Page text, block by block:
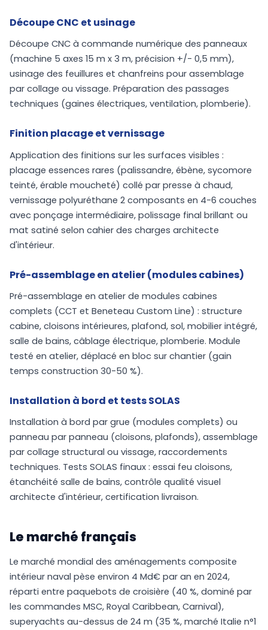
Découpe CNC et usinage
Découpe CNC à commande numérique des panneaux
(machine 5 axes 15 m x 3 m, précision +/- 0,5 mm),
usinage des feuillures et chanfreins pour assemblage
par collage ou vissage. Préparation des passages
techniques (gaines électriques, ventilation, plomberie).
Finition placage et vernissage
Application des finitions sur les surfaces visibles :
placage essences rares (palissandre, ébène, sycomore
teinté, érable moucheté) collé par presse à chaud,
vernissage polyuréthane 2 composants en 4-6 couches
avec ponçage intermédiaire, polissage final brillant ou
mat satiné selon cahier des charges architecte
d'intérieur.
Pré-assemblage en atelier (modules cabines)
Pré-assemblage en atelier de modules cabines
complets (CCT et Beneteau Custom Line) : structure
cabine, cloisons intérieures, plafond, sol, mobilier intégré,
salle de bains, câblage électrique, plomberie. Module
testé en atelier, déplacé en bloc sur chantier (gain
temps construction 30-50 %).
Installation à bord et tests SOLAS
Installation à bord par grue (modules complets) ou
panneau par panneau (cloisons, plafonds), assemblage
par collage structural ou vissage, raccordements
techniques. Tests SOLAS finaux : essai feu cloisons,
étanchéité salle de bains, contrôle qualité visuel
architecte d'intérieur, certification livraison.
Le marché français
Le marché mondial des aménagements composite
intérieur naval pèse environ 4 Md€ par an en 2024,
réparti entre paquebots de croisière (40 %, dominé par
les commandes MSC, Royal Caribbean, Carnival),
superyachts au-dessus de 24 m (35 %, marché Italie n°1